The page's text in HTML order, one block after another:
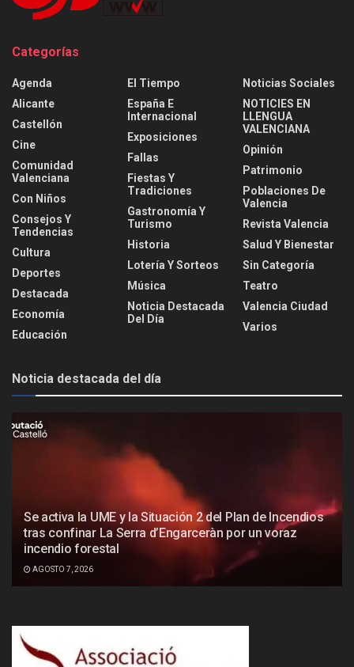
Categorías
Agenda
Alicante
Castellón
Cine
Comunidad
Valenciana
Con Niños
Consejos Y
Tendencias
Cultura
Deportes
Destacada
Economía
Educación
El Tiempo
España E
Internacional
Exposiciones
Fallas
Fiestas Y
Tradiciones
Gastronomía Y
Turismo
Historia
Lotería Y Sorteos
Música
Noticia Destacada
Del Día
Noticias Sociales
NOTICIES EN
LLENGUA
VALENCIANA
Opinión
Patrimonio
Poblaciones De
Valencia
Revista Valencia
Salud Y Bienestar
Sin Categoría
Teatro
Valencia Ciudad
Varios
Noticia destacada del día
Se activa la UME y la Situación 2 del Plan de Incendios
tras confinar La Serra d’Engarceràn por un voraz
incendio forestal
AGOSTO 7, 2026